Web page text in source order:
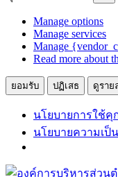
ตลาด
Manage options
Manage services
Manage
Read more about
ยอมรับ ปฏิเสธ ดูราย
นโยบายการใช้คุ
นโยบายความเป็
Skip